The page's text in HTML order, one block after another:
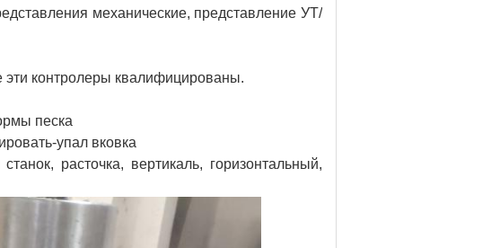
механические, представление УТ/
контролеры квалифицированы.
песка
упал вковка
расточка, вертикаль, горизонтальный,